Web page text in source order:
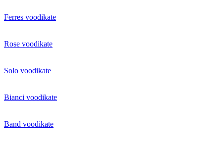
Ferres voodikate
Rose voodikate
Solo voodikate
Bianci voodikate
Band voodikate